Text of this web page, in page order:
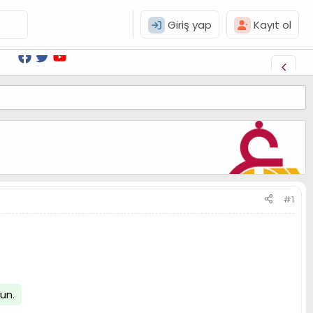
Giriş yap Kayıt ol
#1
.